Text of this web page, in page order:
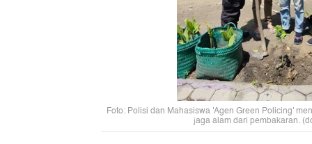
Foto: Polisi dan Mahasiswa 'Agen Green Policing'
jaga alam dari pembakaran.